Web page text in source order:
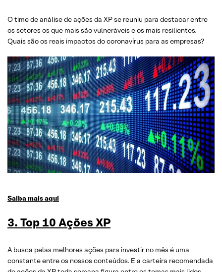
O time de análise de ações da XP se reuniu para destacar entre
os setores os que mais são vulneráveis e os mais resilientes.
Quais são os reais impactos do coronavírus para as empresas?
Saiba mais aqui
3. Top 10 Ações XP
A busca pelas melhores ações para investir no mês é uma
constante entre os nossos conteúdos. E a carteira recomendada